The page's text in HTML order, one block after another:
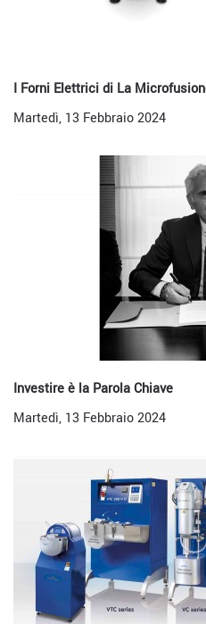
I Forni Elettrici di La
Martedì, 13 Febbraio 2024
Investire è la Parola Chiave
Martedì, 13 Febbraio 2024